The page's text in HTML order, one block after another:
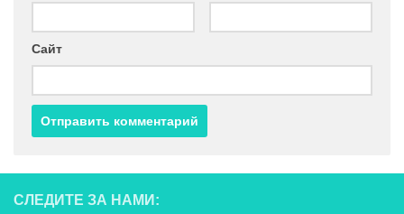
Сайт
СЛЕДИТЕ ЗА НАМИ: